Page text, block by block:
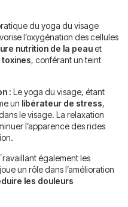
du yoga du visage
l’oxygénation des cellules
nutrition de la peauet
, conférant un teint
: Le yoga du visage, étant
un libérateur de stress,
le visage. La relaxation
l’apparence des rides
également les
un rôle dans l’amélioration
les douleurs